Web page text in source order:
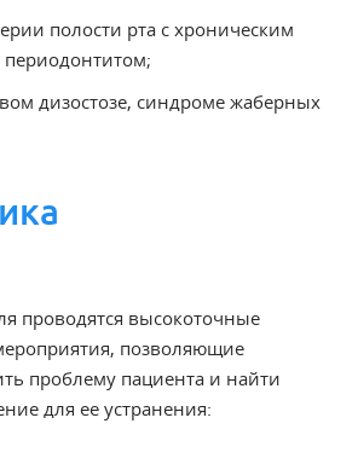
полости рта с хроническим
дизостозе, синдроме жаберных
проводятся высокоточные
позволяющие
проблему пациента и найти
для ее устранения: